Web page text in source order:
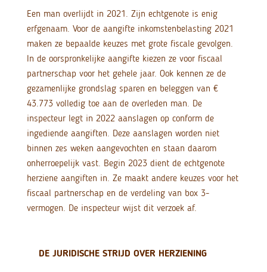
Een man overlijdt in 2021. Zijn echtgenote is enig
erfgenaam. Voor de aangifte inkomstenbelasting 2021
maken ze bepaalde keuzes met grote fiscale gevolgen.
In de oorspronkelijke aangifte kiezen ze voor fiscaal
partnerschap voor het gehele jaar. Ook kennen ze de
gezamenlijke grondslag sparen en beleggen van €
43.773 volledig toe aan de overleden man. De
inspecteur legt in 2022 aanslagen op conform de
ingediende aangiften. Deze aanslagen worden niet
binnen zes weken aangevochten en staan daarom
onherroepelijk vast. Begin 2023 dient de echtgenote
herziene aangiften in. Ze maakt andere keuzes voor het
fiscaal partnerschap en de verdeling van box 3-
vermogen. De inspecteur wijst dit verzoek af.
DE JURIDISCHE STRIJD OVER HERZIENING